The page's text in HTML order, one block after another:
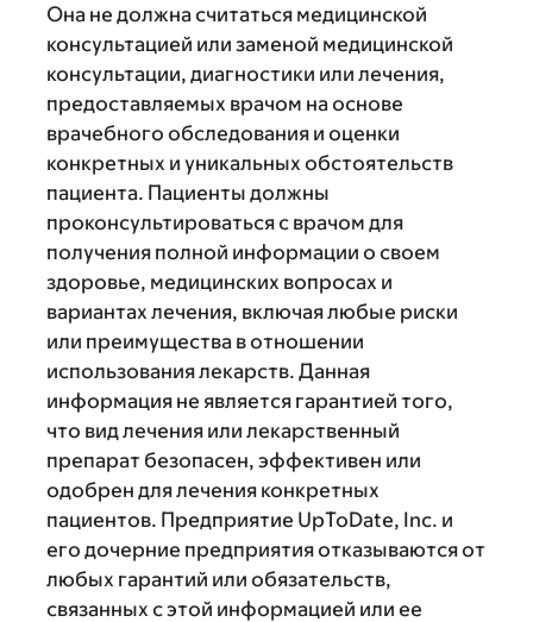
Она не должна считаться медицинской
консультацией или заменой медицинской
консультации, диагностики или лечения,
предоставляемых врачом на основе
врачебного обследования и оценки
конкретных и уникальных обстоятельств
пациента. Пациенты должны
проконсультироваться с врачом для
получения полной информации о своем
здоровье, медицинских вопросах и
вариантах лечения, включая любые риски
или преимущества в отношении
использования лекарств. Данная
информация не является гарантией того,
что вид лечения или лекарственный
препарат безопасен, эффективен или
одобрен для лечения конкретных
пациентов. Предприятие UpToDate, Inc. и
его дочерние предприятия отказываются от
любых гарантий или обязательств,
связанных с этой информацией или ее